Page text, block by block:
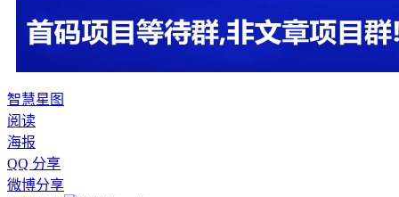
智慧星图
阅读
海报
QQ 分享
微博分享